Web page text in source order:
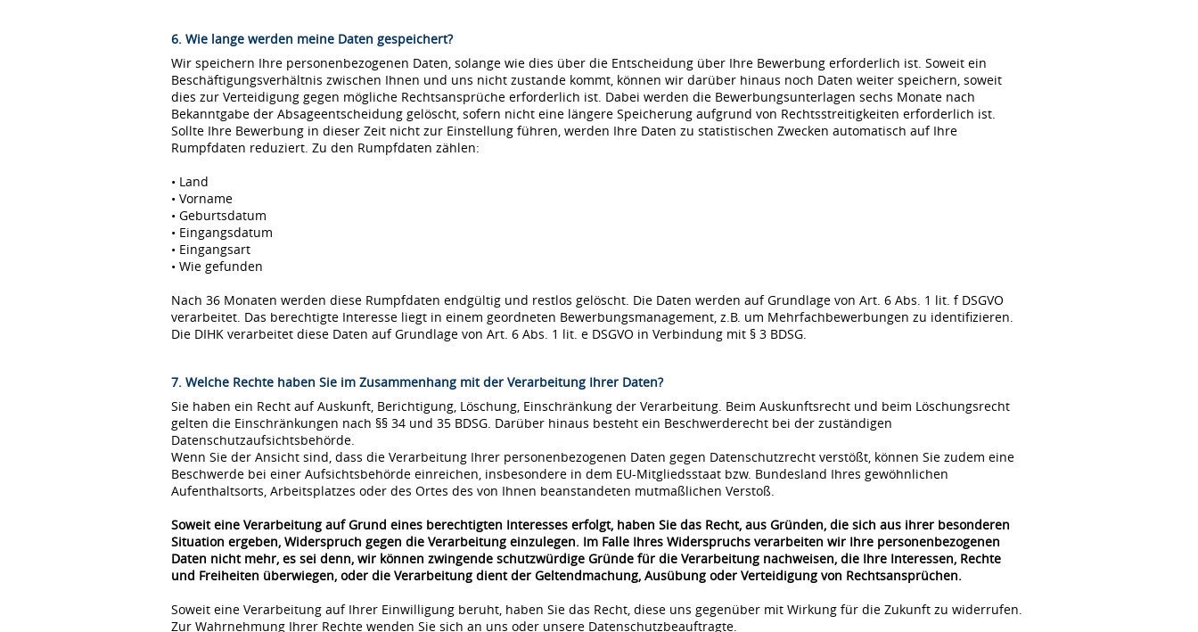
6. Wie lange werden meine Daten gespeichert?
Wir speichern Ihre personenbezogenen Daten, solange wie dies über die Entscheidung über Ihre Bewerbung erforderlich ist. Soweit ein
Beschäftigungsverhältnis zwischen Ihnen und uns nicht zustande kommt, können wir darüber hinaus noch Daten weiter speichern, soweit
dies zur Verteidigung gegen mögliche Rechtsansprüche erforderlich ist. Dabei werden die Bewerbungsunterlagen sechs Monate nach
Bekanntgabe der Absageentscheidung gelöscht, sofern nicht eine längere Speicherung aufgrund von Rechtsstreitigkeiten erforderlich ist.
Sollte Ihre Bewerbung in dieser Zeit nicht zur Einstellung führen, werden Ihre Daten zu statistischen Zwecken automatisch auf Ihre
Rumpfdaten reduziert. Zu den Rumpfdaten zählen:
• Land
• Vorname
• Geburtsdatum
• Eingangsdatum
• Eingangsart
• Wie gefunden
Nach 36 Monaten werden diese Rumpfdaten endgültig und restlos gelöscht. Die Daten werden auf Grundlage von Art. 6 Abs. 1 lit. f DSGVO
verarbeitet. Das berechtigte Interesse liegt in einem geordneten Bewerbungsmanagement, z.B. um Mehrfachbewerbungen zu identifizieren.
Die DIHK verarbeitet diese Daten auf Grundlage von Art. 6 Abs. 1 lit. e DSGVO in Verbindung mit § 3 BDSG.
7. Welche Rechte haben Sie im Zusammenhang mit der Verarbeitung Ihrer Daten?
Sie haben ein Recht auf Auskunft, Berichtigung, Löschung, Einschränkung der Verarbeitung. Beim Auskunftsrecht und beim Löschungsrecht
gelten die Einschränkungen nach §§ 34 und 35 BDSG. Darüber hinaus besteht ein Beschwerderecht bei der zuständigen
Datenschutzaufsichtsbehörde.
Wenn Sie der Ansicht sind, dass die Verarbeitung Ihrer personenbezogenen Daten gegen Datenschutzrecht verstößt, können Sie zudem eine
Beschwerde bei einer Aufsichtsbehörde einreichen, insbesondere in dem EU-Mitgliedsstaat bzw. Bundesland Ihres gewöhnlichen
Aufenthaltsorts, Arbeitsplatzes oder des Ortes des von Ihnen beanstandeten mutmaßlichen Verstoß.
Soweit eine Verarbeitung auf Grund eines berechtigten Interesses erfolgt, haben Sie das Recht, aus Gründen, die sich aus ihrer besonderen
Situation ergeben, Widerspruch gegen die Verarbeitung einzulegen. Im Falle Ihres Widerspruchs verarbeiten wir Ihre personenbezogenen
Daten nicht mehr, es sei denn, wir können zwingende schutzwürdige Gründe für die Verarbeitung nachweisen, die Ihre Interessen, Rechte
und Freiheiten überwiegen, oder die Verarbeitung dient der Geltendmachung, Ausübung oder Verteidigung von Rechtsansprüchen.
Soweit eine Verarbeitung auf Ihrer Einwilligung beruht, haben Sie das Recht, diese uns gegenüber mit Wirkung für die Zukunft zu widerrufen.
Zur Wahrnehmung Ihrer Rechte wenden Sie sich an uns oder unsere Datenschutzbeauftragte.